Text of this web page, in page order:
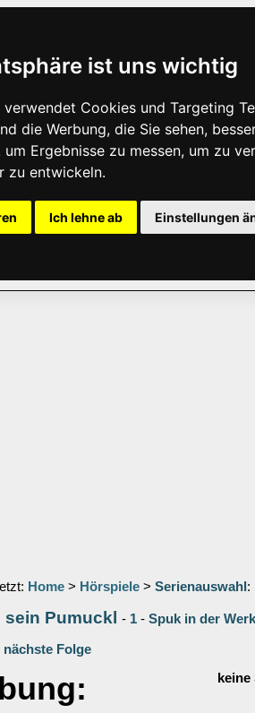
ist uns wichtig
verwendet Cookies und Targeting
die Werbung, die Sie sehen,
Ergebnisse zu messen, um zu
zu entwickeln.
Ich lehne ab Einstellungen
Home > Hörspiele > Serienauswahl :
Pumuckl - 1 - Spuk in der
nächste Folge